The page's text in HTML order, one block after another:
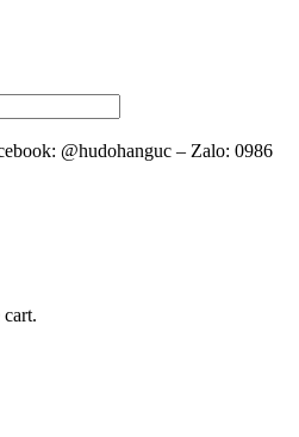
@hudohanguc – Zalo: 0986